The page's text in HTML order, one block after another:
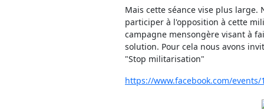
Mais cette séance vise plus
participer à l'opposition à cette
campagne mensongère visant à
solution. Pour cela nous avons
"Stop militarisation"
https://www.facebook.com/events/